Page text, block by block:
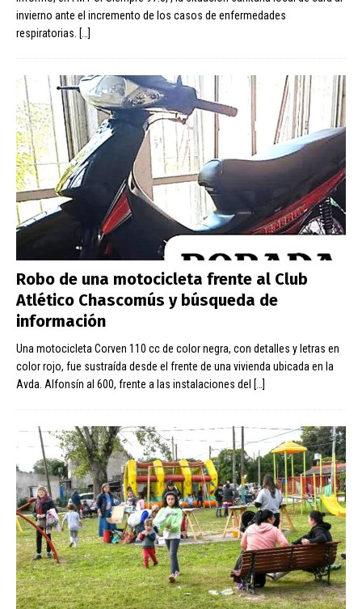
invierno ante el incremento de los casos de enfermedades
respiratorias. […]
Robo de una motocicleta frente al Club
Atlético Chascomús y búsqueda de
información
Una motocicleta Corven 110 cc de color negra, con detalles y letras en
color rojo, fue sustraída desde el frente de una vivienda ubicada en la
Avda. Alfonsín al 600, frente a las instalaciones del […]